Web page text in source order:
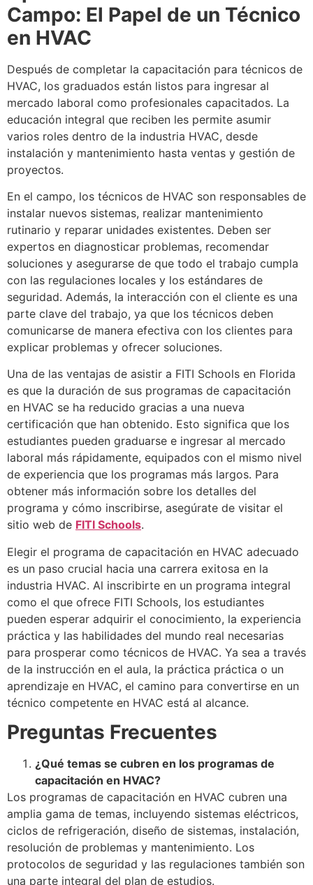
Campo: El Papel de un Técnico
en HVAC
Después de completar la capacitación para técnicos de
HVAC, los graduados están listos para ingresar al
mercado laboral como profesionales capacitados. La
educación integral que reciben les permite asumir
varios roles dentro de la industria HVAC, desde
instalación y mantenimiento hasta ventas y gestión de
proyectos.
En el campo, los técnicos de HVAC son responsables de
instalar nuevos sistemas, realizar mantenimiento
rutinario y reparar unidades existentes. Deben ser
expertos en diagnosticar problemas, recomendar
soluciones y asegurarse de que todo el trabajo cumpla
con las regulaciones locales y los estándares de
seguridad. Además, la interacción con el cliente es una
parte clave del trabajo, ya que los técnicos deben
comunicarse de manera efectiva con los clientes para
explicar problemas y ofrecer soluciones.
Una de las ventajas de asistir a FITI Schools en Florida
es que la duración de sus programas de capacitación
en HVAC se ha reducido gracias a una nueva
certificación que han obtenido. Esto significa que los
estudiantes pueden graduarse e ingresar al mercado
laboral más rápidamente, equipados con el mismo nivel
de experiencia que los programas más largos. Para
obtener más información sobre los detalles del
programa y cómo inscribirse, asegúrate de visitar el
sitio web de FITI Schools.
Elegir el programa de capacitación en HVAC adecuado
es un paso crucial hacia una carrera exitosa en la
industria HVAC. Al inscribirte en un programa integral
como el que ofrece FITI Schools, los estudiantes
pueden esperar adquirir el conocimiento, la experiencia
práctica y las habilidades del mundo real necesarias
para prosperar como técnicos de HVAC. Ya sea a través
de la instrucción en el aula, la práctica práctica o un
aprendizaje en HVAC, el camino para convertirse en un
técnico competente en HVAC está al alcance.
Preguntas Frecuentes
¿Qué temas se cubren en los programas de
capacitación en HVAC?
Los programas de capacitación en HVAC cubren una
amplia gama de temas, incluyendo sistemas eléctricos,
ciclos de refrigeración, diseño de sistemas, instalación,
resolución de problemas y mantenimiento. Los
protocolos de seguridad y las regulaciones también son
una parte integral del plan de estudios.